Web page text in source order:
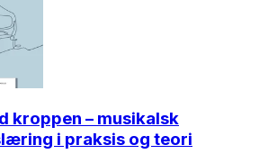
kroppen – musikalsk
i praksis og teori